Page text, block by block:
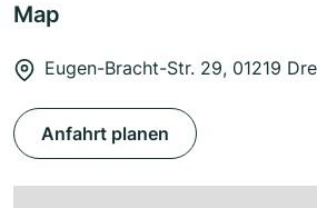
Map
Eugen-Bracht-Str. 29, 01219
Anfahrt planen